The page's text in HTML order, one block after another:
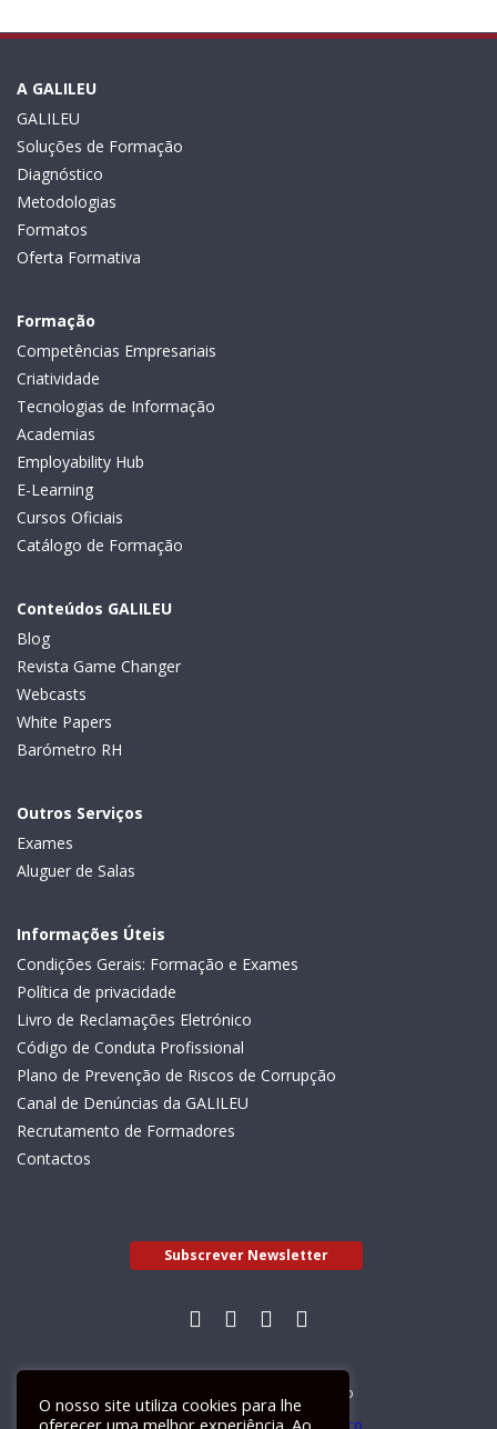
A GALILEU
GALILEU
Soluções de Formação
Diagnóstico
Metodologias
Formatos
Oferta Formativa
Formação
Competências Empresariais
Criatividade
Tecnologias de Informação
Academias
Employability Hub
E-Learning
Cursos Oficiais
Catálogo de Formação
Conteúdos GALILEU
Blog
Revista Game Changer
Webcasts
White Papers
Barómetro RH
Outros Serviços
Exames
Aluguer de Salas
Informações Úteis
Condições Gerais: Formação e Exames
Política de privacidade
Livro de Reclamações Eletrónico
Código de Conduta Profissional
Plano de Prevenção de Riscos de Corrupção
Canal de Denúncias da GALILEU
Recrutamento de Formadores
Contactos
Subscrever Newsletter
Livro de Reclamações Electrónico
O nosso site utiliza cookies para lhe
oferecer uma melhor experiência. Ao